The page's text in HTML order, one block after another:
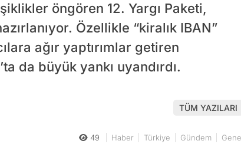
öngören 12. Yargı Paketi,
Özellikle “kiralık IBAN”
ağır yaptırımlar getiren
da büyük yankı uyandırdı.
TÜM YAZILARI
49 Haber Türkiye Gündem